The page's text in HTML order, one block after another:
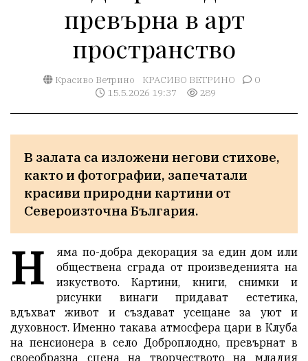
превърна в арт
пространство
Красиво Ветрино КРАСИВО ВЕТРИНО
0
15.5.2026 19:37
289
В залата са изложени негови стихове,
както и фотографии, запечатали
красиви природни картини от
Североизточна България.
Н
яма по-добра декорация за един дом или
обществена сграда от произведенията на
изкуството. Картини, книги, снимки и
рисунки винаги придават естетика,
вдъхват живот и създават усещане за уют и
духовност. Именно такава атмосфера цари в Клуба
на пенсионера в село Доброплодно, превърнат в
своеобразна сцена на творчеството на младия